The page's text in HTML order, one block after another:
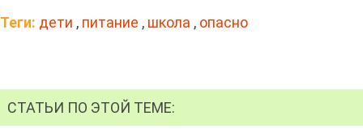
Теги: дети , питание , школа , опасно
СТАТЬИ ПО ЭТОЙ ТЕМЕ: